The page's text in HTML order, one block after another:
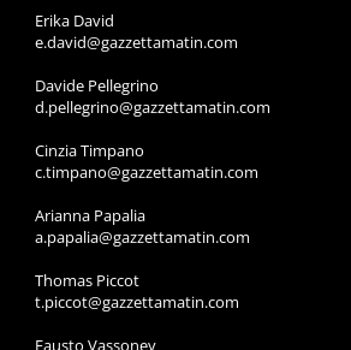
Erika David
e.david@gazzettamatin.com
Davide Pellegrino
d.pellegrino@gazzettamatin.com
Cinzia Timpano
c.timpano@gazzettamatin.com
Arianna Papalia
a.papalia@gazzettamatin.com
Thomas Piccot
t.piccot@gazzettamatin.com
Fausto Vassoney